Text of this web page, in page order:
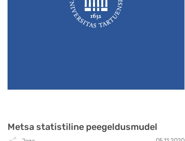
Metsa statistiline peegeldusmudel